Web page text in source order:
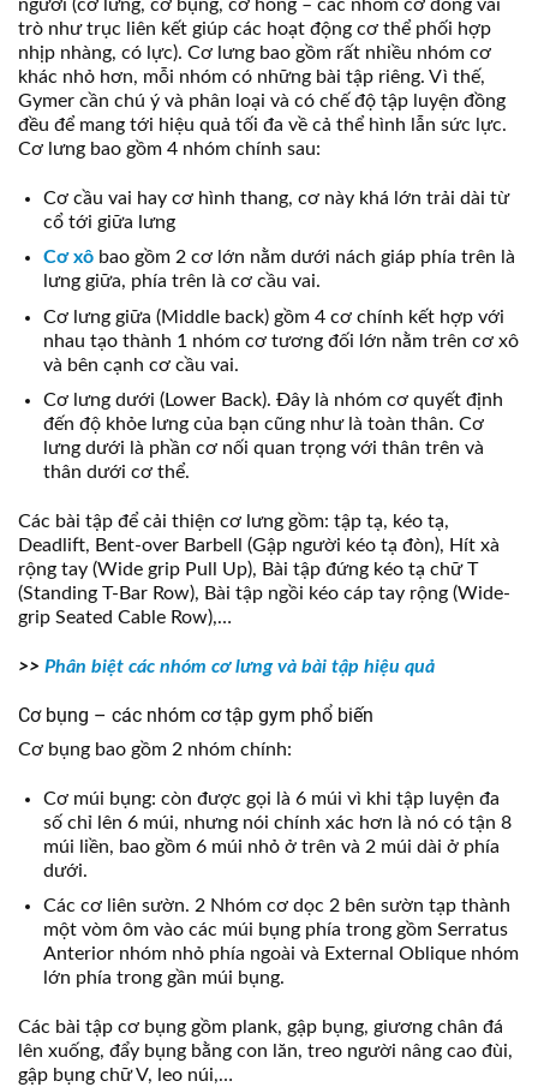
người (cơ lưng, cơ bụng, cơ hông – các nhóm cơ đóng vai
trò như trục liên kết giúp các hoạt động cơ thể phối hợp
nhịp nhàng, có lực). Cơ lưng bao gồm rất nhiều nhóm cơ
khác nhỏ hơn, mỗi nhóm có những bài tập riêng. Vì thế,
Gymer cần chú ý và phân loại và có chế độ tập luyện đồng
đều để mang tới hiệu quả tối đa về cả thể hình lẫn sức lực.
Cơ lưng bao gồm 4 nhóm chính sau:
Cơ cầu vai hay cơ hình thang, cơ này khá lớn trải dài từ
cổ tới giữa lưng
Cơ xôbao gồm 2 cơ lớn nằm dưới nách giáp phía trên là
lưng giữa, phía trên là cơ cầu vai.
Cơ lưng giữa (Middle back) gồm 4 cơ chính kết hợp với
nhau tạo thành 1 nhóm cơ tương đối lớn nằm trên cơ xô
và bên cạnh cơ cầu vai.
Cơ lưng dưới (Lower Back). Đây là nhóm cơ quyết định
đến độ khỏe lưng của bạn cũng như là toàn thân. Cơ
lưng dưới là phần cơ nối quan trọng với thân trên và
thân dưới cơ thể.
Các bài tập để cải thiện cơ lưng gồm: tập tạ, kéo tạ,
Deadlift, Bent-over Barbell (Gập người kéo tạ đòn), Hít xà
rộng tay (Wide grip Pull Up), Bài tập đứng kéo tạ chữ T
(Standing T-Bar Row), Bài tập ngồi kéo cáp tay rộng (Wide-
grip Seated Cable Row),…
>> Phân biệt các nhóm cơ lưng và bài tập hiệu quả
Cơ bụng – các nhóm cơ tập gym phổ biến
Cơ bụng bao gồm 2 nhóm chính:
Cơ múi bụng: còn được gọi là 6 múi vì khi tập luyện đa
số chỉ lên 6 múi, nhưng nói chính xác hơn là nó có tận 8
múi liền, bao gồm 6 múi nhỏ ở trên và 2 múi dài ở phía
dưới.
Các cơ liên sườn. 2 Nhóm cơ dọc 2 bên sườn tạp thành
một vòm ôm vào các múi bụng phía trong gồm Serratus
Anterior nhóm nhỏ phía ngoài và External Oblique nhóm
lớn phía trong gần múi bụng.
Các bài tập cơ bụng gồm plank, gập bụng, giương chân đá
lên xuống, đẩy bụng bằng con lăn, treo người nâng cao đùi,
gập bụng chữ V, leo núi,…